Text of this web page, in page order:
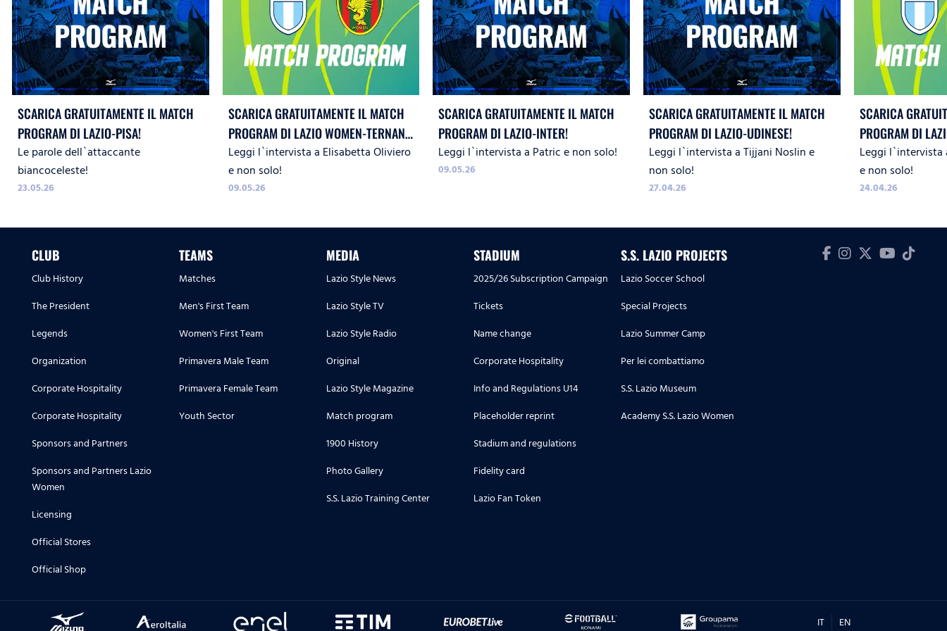
SCARICA GRATUITAMENTE IL MATCH
PROGRAM DI LAZIO-PISA!
Le parole dell`attaccante
biancoceleste!
23.05.26
SCARICA GRATUITAMENTE IL MATCH
PROGRAM DI LAZIO WOMEN-TERNANA
WOMEN!
Leggi l`intervista a Elisabetta Oliviero
e non solo!
09.05.26
SCARICA GRATUITAMENTE IL MATCH
PROGRAM DI LAZIO-INTER!
Leggi l`intervista a Patric e non solo!
09.05.26
SCARICA GRATUITAMENTE IL MATCH
PROGRAM DI LAZIO-UDINESE!
Leggi l`intervista a Tijjani Noslin e
non solo!
27.04.26
SCARICA
PROGRAM DI
SASSUOLO!
Leggi l`intervista
e non solo!
24.04.26
CLUB
Club History
The President
Legends
Organization
Corporate Hospitality
Corporate Hospitality
Sponsors and Partners
Sponsors and Partners Lazio
Women
Licensing
Official Stores
Official Shop
TEAMS
Matches
Men's First Team
Women's First Team
Primavera Male Team
Primavera Female Team
Youth Sector
MEDIA
Lazio Style News
Lazio Style TV
Lazio Style Radio
Original
Lazio Style Magazine
Match program
1900 History
Photo Gallery
S.S. Lazio Training Center
STADIUM
2025/26 Subscription Campaign
Tickets
Name change
Corporate Hospitality
Info and Regulations U14
Placeholder reprint
Stadium and regulations
Fidelity card
Lazio Fan Token
S.S. LAZIO PROJECTS
Lazio Soccer School
Special Projects
Lazio Summer Camp
Per lei combattiamo
S.S. Lazio Museum
Academy S.S. Lazio Women
IT EN